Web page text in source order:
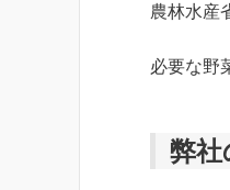
農林水産
必要な野
弊社